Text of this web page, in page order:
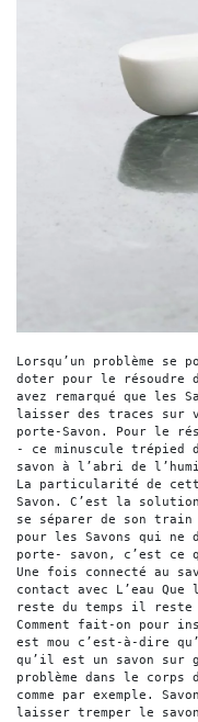
Lorsqu’un problème
doter pour le résoudre
avez remarqué que les
laisser des traces sur
porte-Savon. Pour le
- ce minuscule trépied
savon à l’abri de
La particularité de
Savon. C’est la
se séparer de son train
pour les Savons qui ne
porte- savon, c’est ce
Une fois connecté au
contact avec L’eau
reste du temps il
Comment fait-on pour
est mou c’est-à-dire
qu’il est un savon sur
problème dans le corps
comme par exemple.
laisser tremper le